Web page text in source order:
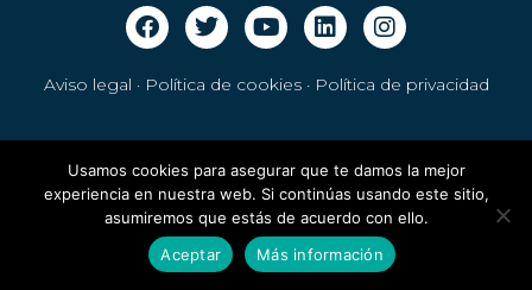
Aviso legal · Política de cookies· Política de privacidad
Usamos cookies para asegurar que te damos la mejor
experiencia en nuestra web. Si continúas usando este sitio,
asumiremos que estás de acuerdo con ello.
Aceptar
Más información